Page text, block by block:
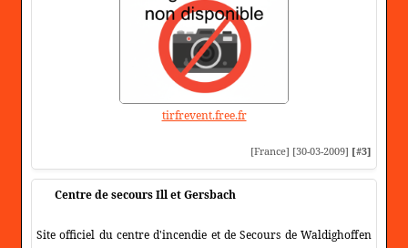
tirfrevent.free.fr
[France] [30-03-2009] [#3]
Centre de secours Ill et Gersbach
Site officiel du centre d'incendie et de Secours de Waldighoffen